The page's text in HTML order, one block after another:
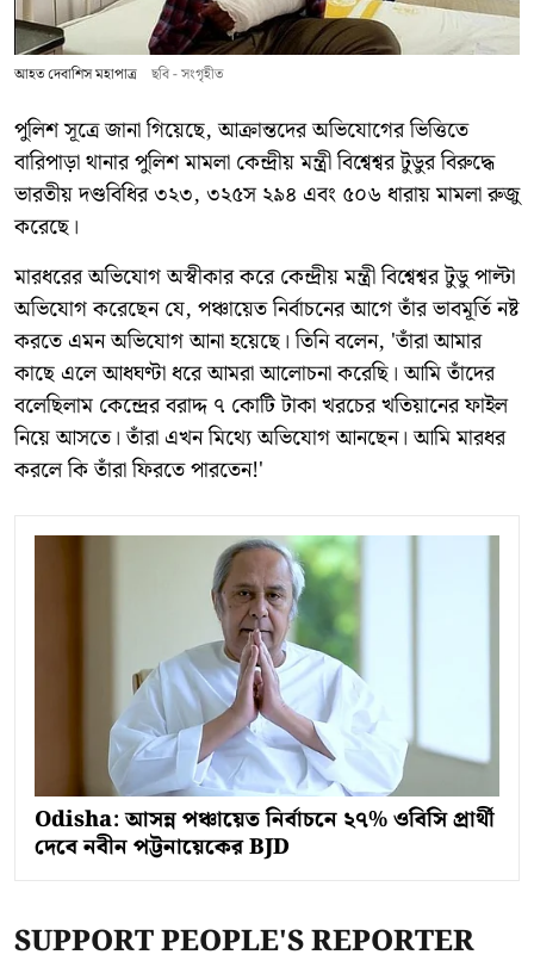
আহত দেবাশিস মহাপাত্র ছবি - সংগৃহীত
পুলিশ সূত্রে জানা গিয়েছে, আক্রান্তদের অভিযোগের ভিত্তিতে
বারিপাড়া থানার পুলিশ মামলা কেন্দ্রীয় মন্ত্রী বিশ্বেশ্বর টুডুর বিরুদ্ধে
ভারতীয় দণ্ডবিধির ৩২৩, ৩২৫স ২৯৪ এবং ৫০৬ ধারায় মামলা রুজু
করেছে।
মারধরের অভিযোগ অস্বীকার করে কেন্দ্রীয় মন্ত্রী বিশ্বেশ্বর টুডু পাল্টা
অভিযোগ করেছেন যে, পঞ্চায়েত নির্বাচনের আগে তাঁর ভাবমূর্তি নষ্ট
করতে এমন অভিযোগ আনা হয়েছে। তিনি বলেন, 'তাঁরা আমার
কাছে এলে আধঘণ্টা ধরে আমরা আলোচনা করেছি। আমি তাঁদের
বলেছিলাম কেন্দ্রের বরাদ্দ ৭ কোটি টাকা খরচের খতিয়ানের ফাইল
নিয়ে আসতে। তাঁরা এখন মিথ্যে অভিযোগ আনছেন। আমি মারধর
করলে কি তাঁরা ফিরতে পারতেন!'
Odisha: আসন্ন পঞ্চায়েত নির্বাচনে ২৭% ওবিসি প্রার্থী
দেবে নবীন পট্টনায়েকের BJD
SUPPORT PEOPLE'S REPORTER